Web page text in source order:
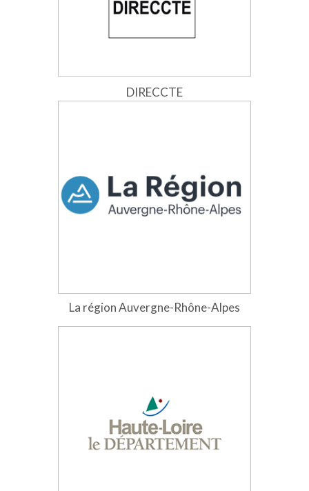
DIRECCTE
La région Auvergne-Rhône-Alpes